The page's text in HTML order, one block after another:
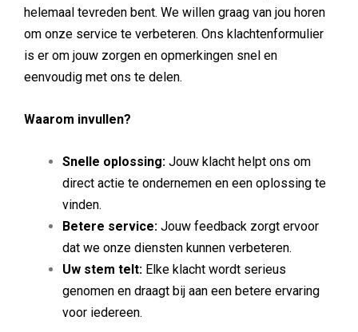
helemaal tevreden bent. We willen graag van jou horen
om onze service te verbeteren. Ons klachtenformulier
is er om jouw zorgen en opmerkingen snel en
eenvoudig met ons te delen.
Waarom invullen?
Snelle oplossing: Jouw klacht helpt ons om
direct actie te ondernemen en een oplossing te
vinden.
Betere service: Jouw feedback zorgt ervoor
dat we onze diensten kunnen verbeteren.
Uw stem telt: Elke klacht wordt serieus
genomen en draagt bij aan een betere ervaring
voor iedereen.